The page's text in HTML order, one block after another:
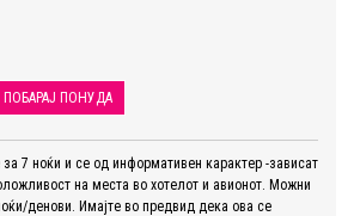
ПОБАРАЈ ПОНУДА
7 ноќи и се од информативен карактер -зависат
на места во хотелот и авионот. Можни
денови. Имајте во предвид дека ова се